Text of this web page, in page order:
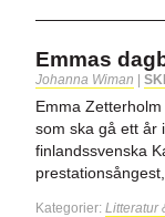
Emmas
Johanna Wiman
Emma
som ska gå ett år
finlandssvenska
Kategorier: Litteratur